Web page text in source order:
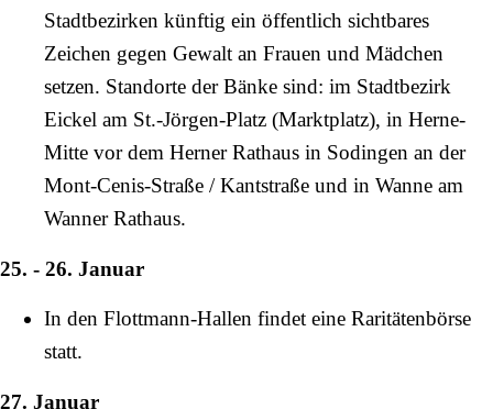
Stadtbezirken künftig ein öffentlich sichtbares
Zeichen gegen Gewalt an Frauen und Mädchen
setzen. Standorte der Bänke sind: im Stadtbezirk
Eickel am St.-Jörgen-Platz (Marktplatz), in Herne-
Mitte vor dem Herner Rathaus in Sodingen an der
Mont-Cenis-Straße /Kantstraße und in Wanne am
Wanner Rathaus.
25. - 26. Januar
In den Flottmann-Hallen findet eine Raritätenbörse
statt.
27. Januar